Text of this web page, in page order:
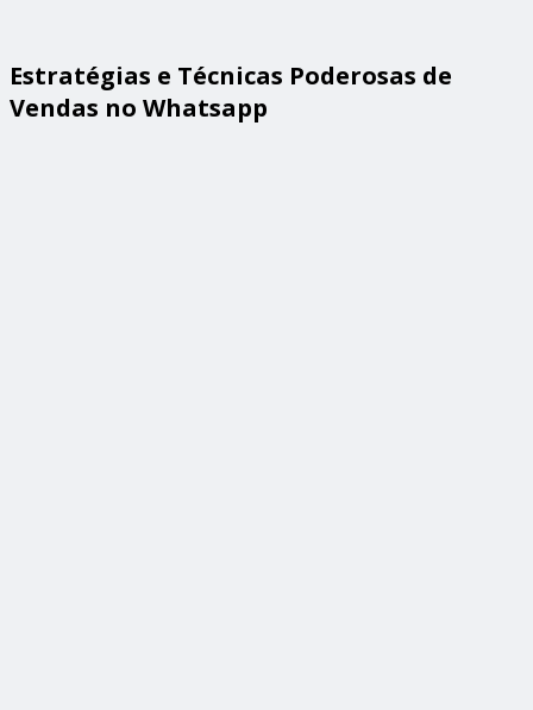
Estratégias e Técnicas Poderosas de
Vendas no Whatsapp